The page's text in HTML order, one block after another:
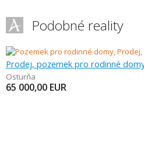
Podobné reality
Prodej, pozemek pro rodinné
Osturňa
65 000,00 EUR